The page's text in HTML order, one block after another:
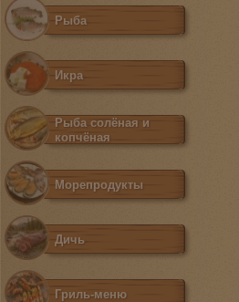
Рыба
Икра
Рыба солёная и
копчёная
Морепродукты
Дичь
Гриль-меню